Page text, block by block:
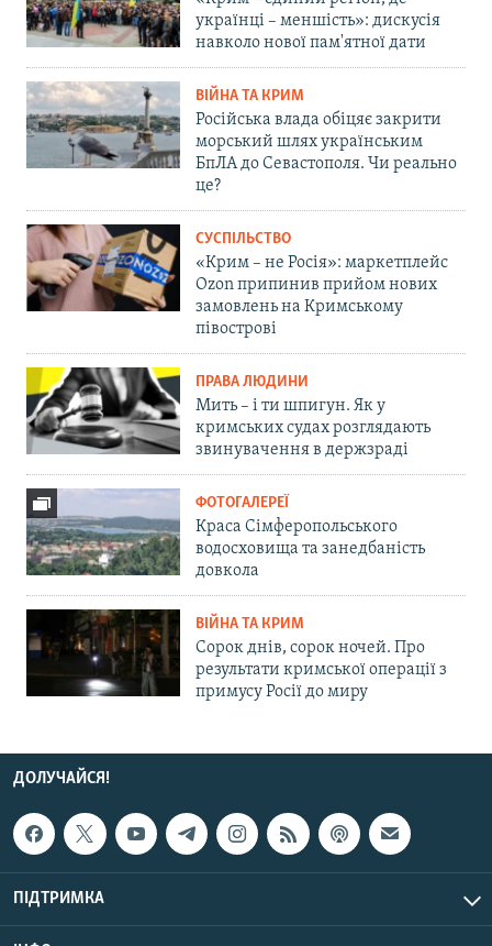
українці – меншість»: дискусія
навколо нової пам'ятної дати
ВІЙНА ТА КРИМ
Російська влада обіцяє закрити
морський шлях українським
БпЛА до Севастополя. Чи реально
це?
СУСПІЛЬСТВО
«Крим – не Росія»: маркетплейс
Ozon припинив прийом нових
замовлень на Кримському
півострові
ПРАВА ЛЮДИНИ
Мить – і ти шпигун. Як у
кримських судах розглядають
звинувачення в держзраді
ФОТОГАЛЕРЕЇ
Краса Сімферопольського
водосховища та занедбаність
довкола
ВІЙНА ТА КРИМ
Сорок днів, сорок ночей. Про
результати кримської операції з
примусу Росії до миру
ДОЛУЧАЙСЯ!
ПІДТРИМКА